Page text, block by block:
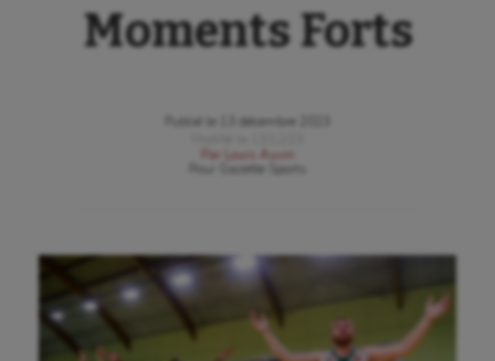
Moments Forts
Publié le
13 décembre 2023
Par
Louis Auvin
Gazette Sports